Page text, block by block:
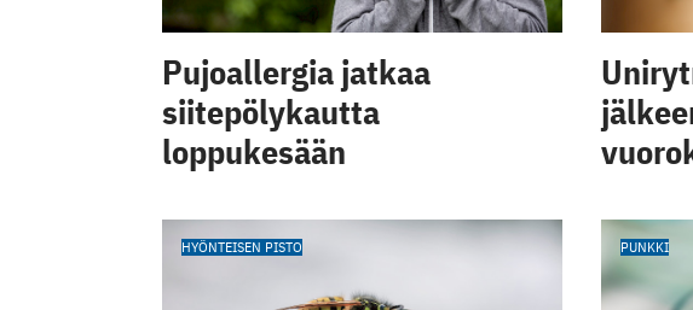
Pujoallergia jatkaa
siitepölykautta
loppukesään
HYÖNTEISEN PISTO PUNKKI